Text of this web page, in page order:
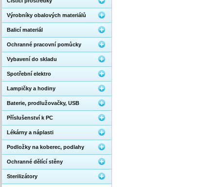
Výrobníky obalových materiálů
Balicí materiál
Ochranné pracovní pomůcky
Vybavení do skladu
Spotřební elektro
Lampičky a hodiny
Baterie, prodlužovačky, USB
Příslušenství k PC
Lékárny a náplasti
Podložky na koberec, podlahy
Ochranné dělící stěny
Sterilizátory